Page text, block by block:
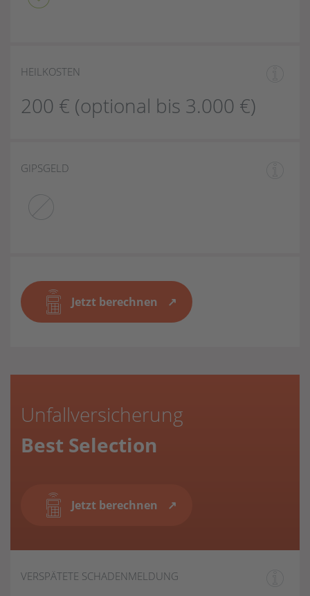
HEILKOSTEN
200 € (optional bis 3.000 €)
GIPSGELD
Jetzt berechnen
Unfallversicherung
Best Selection
Jetzt berechnen
VERSPÄTETE SCHADENMELDUNG